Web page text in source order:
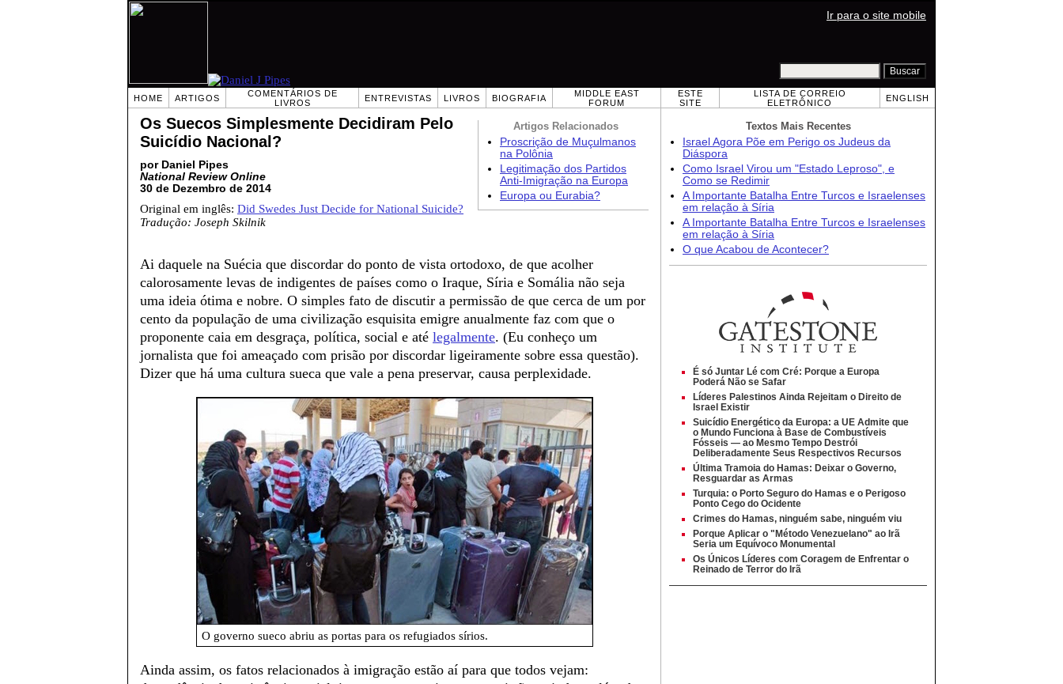
Ir para o site mobile
HOME ARTIGOS
COMENTÁRIOS DE
LIVROS
ENTREVISTAS LIVROS BIOGRAFIA
MIDDLE EAST
FORUM
ESTE
SITE
LISTA DE CORREIO
ELETRÔNICO
ENGLISH
Artigos Relacionados
Proscrição de Muçulmanos
na Polônia
Legitimação dos Partidos
Anti-Imigração na Europa
Europa ou Eurabia?
Os Suecos Simplesmente Decidiram Pelo
Suicídio Nacional?
por Daniel Pipes
National Review Online
30 de Dezembro de 2014
Original em inglês: Did Swedes Just Decide for National Suicide?
Tradução: Joseph Skilnik
Ai daquele na Suécia que discordar do ponto de vista ortodoxo, de que acolher
calorosamente levas de indigentes de países como o Iraque, Síria e Somália não seja
uma ideia ótima e nobre. O simples fato de discutir a permissão de que cerca de um por
cento da população de uma civilização esquisita emigre anualmente faz com que o
proponente caia em desgraça, política, social e até legalmente. (Eu conheço um
jornalista que foi ameaçado com prisão por discordar ligeiramente sobre essa questão).
Dizer que há uma cultura sueca que vale a pena preservar, causa perplexidade.
O governo sueco abriu as portas para os refugiados sírios.
Ainda assim, os fatos relacionados à imigração estão aí para que todos vejam:
Textos Mais Recentes
Israel Agora Põe em Perigo os Judeus da
Diáspora
Como Israel Virou um "Estado Leproso", e
Como se Redimir
A Importante Batalha Entre Turcos e Israelenses
em relação à Síria
A Importante Batalha Entre Turcos e Israelenses
em relação à Síria
O que Acabou de Acontecer?
É só Juntar Lé com Cré: Porque a Europa
Poderá Não se Safar
Líderes Palestinos Ainda Rejeitam o Direito de
Israel Existir
Suicídio Energético da Europa: a UE Admite que
o Mundo Funciona à Base de Combustíveis
Fósseis — ao Mesmo Tempo Destrói
Deliberadamente Seus Respectivos Recursos
Última Tramoia do Hamas: Deixar o Governo,
Resguardar as Armas
Turquia: o Porto Seguro do Hamas e o Perigoso
Ponto Cego do Ocidente
Crimes do Hamas, ninguém sabe, ninguém viu
Porque Aplicar o "Método Venezuelano" ao Irã
Seria um Equívoco Monumental
Os Únicos Líderes com Coragem de Enfrentar o
Reinado de Terror do Irã